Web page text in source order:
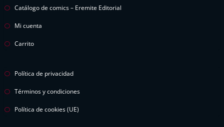
Catálogo de comics – Eremite Editorial
Mi cuenta
Carrito
Política de privacidad
Términos y condiciones
Política de cookies (UE)